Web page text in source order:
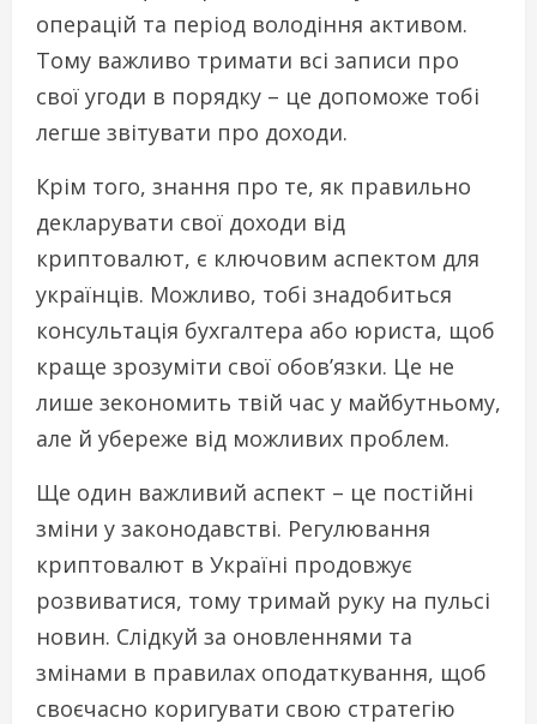
операцій та період володіння активом.
Тому важливо тримати всі записи про
свої угоди в порядку – це допоможе тобі
легше звітувати про доходи.
Крім того, знання про те, як правильно
декларувати свої доходи від
криптовалют, є ключовим аспектом для
українців. Можливо, тобі знадобиться
консультація бухгалтера або юриста, щоб
краще зрозуміти свої обов’язки. Це не
лише зекономить твій час у майбутньому,
але й убереже від можливих проблем.
Ще один важливий аспект – це постійні
зміни у законодавстві. Регулювання
криптовалют в Україні продовжує
розвиватися, тому тримай руку на пульсі
новин. Слідкуй за оновленнями та
змінами в правилах оподаткування, щоб
своєчасно коригувати свою стратегію